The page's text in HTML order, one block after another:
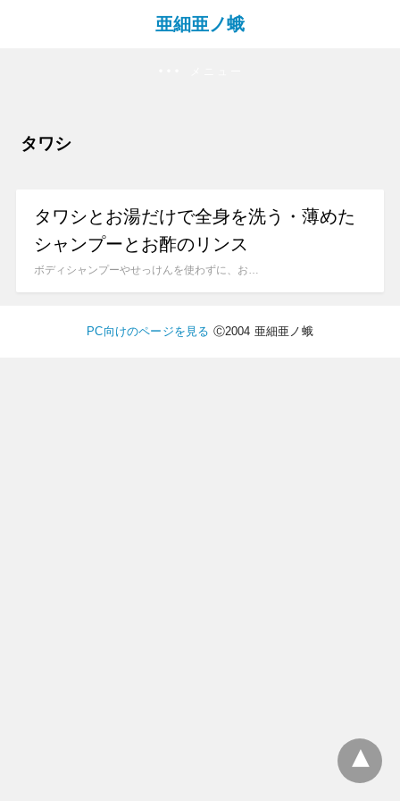
亜細亜ノ蛾
タワシ
タワシとお湯だけで全身を洗う・薄めた
シャンプーとお酢のリンス
ボディシャンプーやせっけんを使わずに、お…
PC向けのページを見る Ⓒ2004 亜細亜ノ蛾